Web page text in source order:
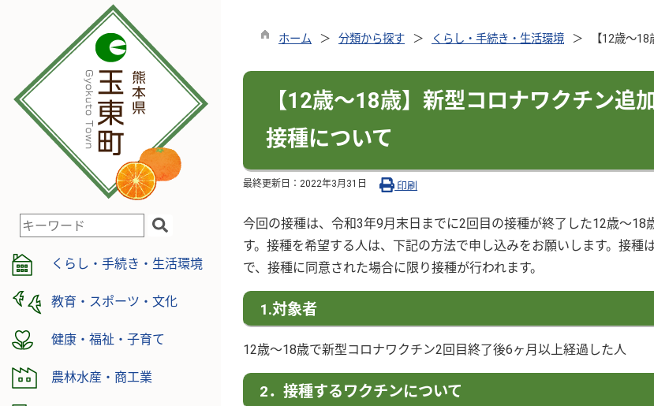
検
キ
ー
ワ
ド
くらし・手続き・生活環境
教育・スポーツ・文化
健康・福祉・子育て
農林水産・商工業
ホーム 分類から探す くらし・手続き・生活環境 【12歳～
【12歳～18歳】新型コロナワクチン追
接種について
最終更新日： 2022年3月31日 印刷
今回の接種は、令和3年9月末日までに2回目の接種が終了した12歳～18
す。接種を希望する人は、下記の方法で申し込みをお願いします。接種
で、接種に同意された場合に限り接種が行われます。
1.対象者
12歳～18歳で新型コロナワクチン2回目終了後6ヶ月以上経過した人
2．接種するワクチンについて